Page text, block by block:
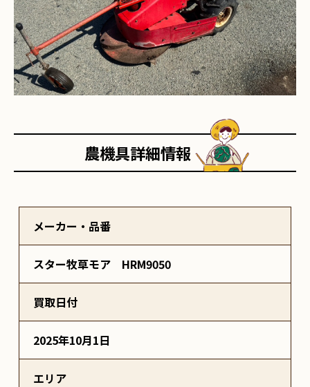
農機具詳細情報
メーカー・品番
スター牧草モア HRM9050
買取日付
2025年10月1日
エリア